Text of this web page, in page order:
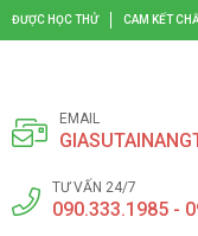
ĐƯỢC HỌC THỬ CAM KẾT
EMAIL
TƯ VẤN 24/7
090.333.1985 -